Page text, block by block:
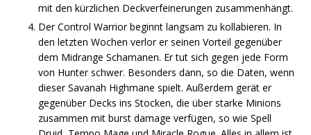
mit den kürzlichen Deckverfeinerungen zusammenhängt.
Der Control Warrior beginnt langsam zu kollabieren. In
den letzten Wochen verlor er seinen Vorteil gegenüber
dem Midrange Schamanen. Er tut sich gegen jede Form
von Hunter schwer. Besonders dann, so die Daten, wenn
dieser Savanah Highmane spielt. Außerdem gerät er
gegenüber Decks ins Stocken, die über starke Minions
zusammen mit burst damage verfügen, so wie Spell